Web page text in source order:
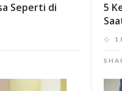
Seperti di
5